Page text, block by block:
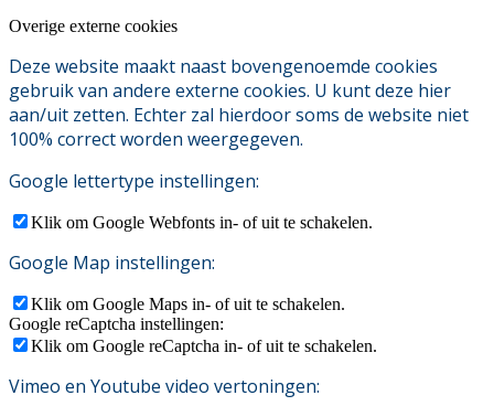
Overige externe cookies
Deze website maakt naast bovengenoemde cookies
gebruik van andere externe cookies. U kunt deze hier
aan/uit zetten. Echter zal hierdoor soms de website niet
100% correct worden weergegeven.
Google lettertype instellingen:
Klik om Google Webfonts in- of uit te schakelen.
Google Map instellingen:
Klik om Google Maps in- of uit te schakelen.
Google reCaptcha instellingen:
Klik om Google reCaptcha in- of uit te schakelen.
Vimeo en Youtube video vertoningen: